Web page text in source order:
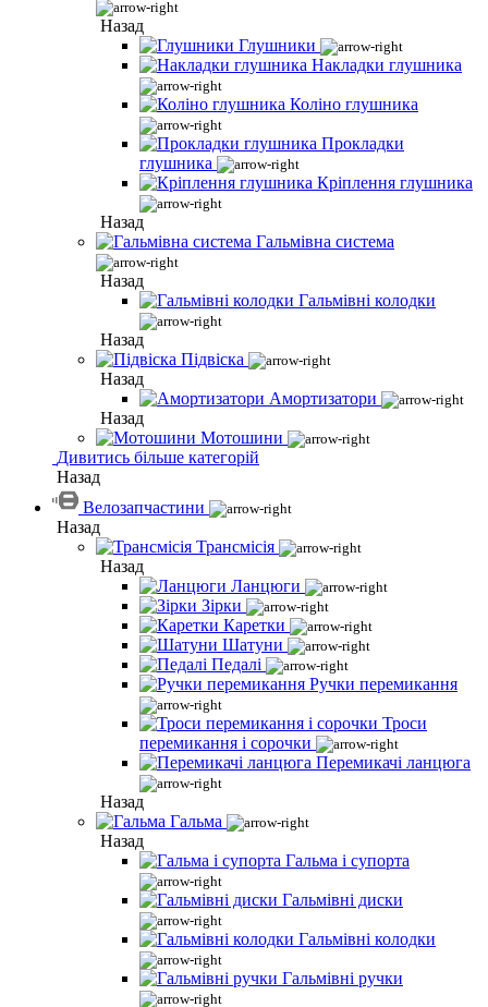
Назад
Глушники
Накладки глушника
Коліно глушника
Прокладки
глушника
Кріплення глушника
Назад
Гальмівна система
Назад
Гальмівні колодки
Назад
Підвіска
Назад
Амортизатори
Назад
Мотошини
Дивитись більше категорій
Назад
Велозапчастини
Назад
Трансмісія
Назад
Ланцюги
Зірки
Каретки
Шатуни
Педалі
Ручки перемикання
Троси
перемикання і сорочки
Перемикачі ланцюга
Назад
Гальма
Назад
Гальма і супорта
Гальмівні диски
Гальмівні колодки
Гальмівні ручки